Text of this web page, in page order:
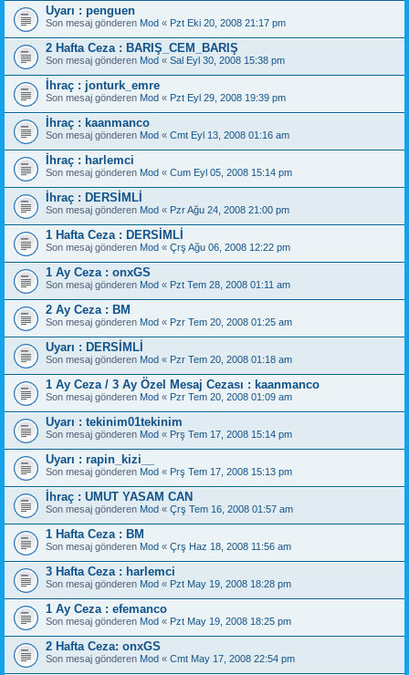
Uyarı : penguen
Son mesaj gönderen Mod « Pzt Eki 20, 2008 21:17 pm
2 Hafta Ceza : BARIŞ_CEM_BARIŞ
Son mesaj gönderen Mod « Sal Eyl 30, 2008 15:38 pm
İhraç : jonturk_emre
Son mesaj gönderen Mod « Pzt Eyl 29, 2008 19:39 pm
İhraç : kaanmanco
Son mesaj gönderen Mod « Cmt Eyl 13, 2008 01:16 am
İhraç : harlemci
Son mesaj gönderen Mod « Cum Eyl 05, 2008 15:14 pm
İhraç : DERSİMLİ
Son mesaj gönderen Mod « Pzr Ağu 24, 2008 21:00 pm
1 Hafta Ceza : DERSİMLİ
Son mesaj gönderen Mod « Çrş Ağu 06, 2008 12:22 pm
1 Ay Ceza : onxGS
Son mesaj gönderen Mod « Pzt Tem 28, 2008 01:11 am
2 Ay Ceza : BM
Son mesaj gönderen Mod « Pzr Tem 20, 2008 01:25 am
Uyarı : DERSİMLİ
Son mesaj gönderen Mod « Pzr Tem 20, 2008 01:18 am
1 Ay Ceza / 3 Ay Özel Mesaj Cezası : kaanmanco
Son mesaj gönderen Mod « Pzr Tem 20, 2008 01:09 am
Uyarı : tekinim01tekinim
Son mesaj gönderen Mod « Prş Tem 17, 2008 15:14 pm
Uyarı : rapin_kizi__
Son mesaj gönderen Mod « Prş Tem 17, 2008 15:13 pm
İhraç : UMUT YASAM CAN
Son mesaj gönderen Mod « Çrş Tem 16, 2008 01:57 am
1 Hafta Ceza : BM
Son mesaj gönderen Mod « Çrş Haz 18, 2008 11:56 am
3 Hafta Ceza : harlemci
Son mesaj gönderen Mod « Pzt May 19, 2008 18:28 pm
1 Ay Ceza : efemanco
Son mesaj gönderen Mod « Pzt May 19, 2008 18:25 pm
2 Hafta Ceza: onxGS
Son mesaj gönderen Mod « Cmt May 17, 2008 22:54 pm